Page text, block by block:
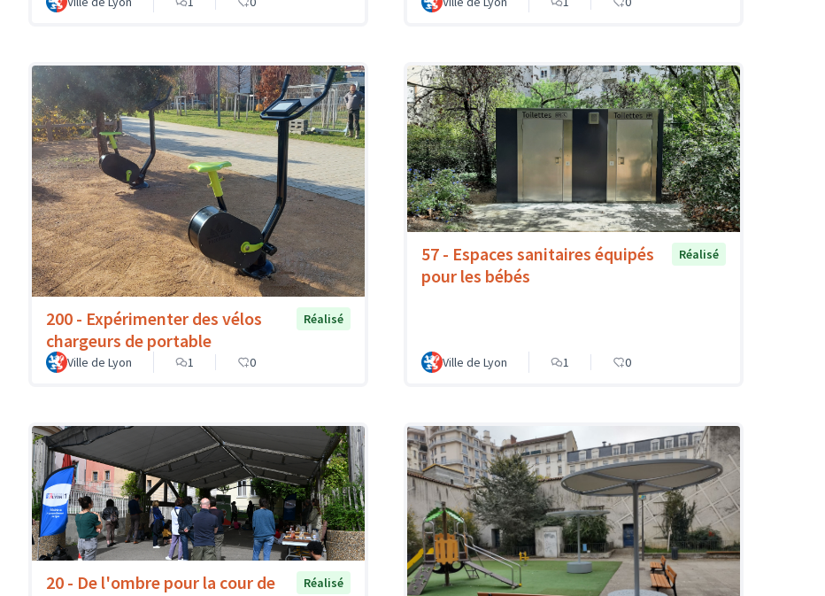
200 - Expérimenter des vélos
chargeurs de portable
Réalisé
Ville de Lyon 1 0
57 - Espaces sanitaires équipés
pour les bébés
Réalisé
Ville de Lyon 1 0
20 - De l'ombre pour la cour de
Réalisé